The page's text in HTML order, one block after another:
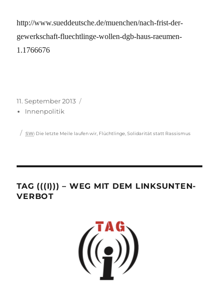
http://www.sueddeutsche.de/muenchen/nach-frist-der-
gewerkschaft-fluechtlinge-wollen-dgb-haus-raeumen-
1.1766676
Veröffentlicht
am
11. September 2013
Innenpolitik
Schlagwörter
SW: Die letzte Meile laufen wir Flüchtlinge ,Solidarität statt Rassismus
TAG (((I))) – WEG MIT DEM LINKSUNTEN-
VERBOT